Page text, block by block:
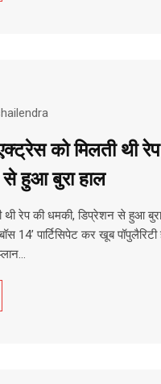
को मिलती थी
हुआ बुरा हाल
थी रेप की धमकी, डिप्रेशन से हुआ बुरा
14’ पार्टिसिपेट कर खूब पॉपुलैरिटी